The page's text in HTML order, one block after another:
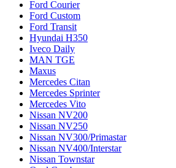
Ford Courier
Ford Custom
Ford Transit
Hyundai H350
Iveco Daily
MAN TGE
Maxus
Mercedes Citan
Mercedes Sprinter
Mercedes Vito
Nissan NV200
Nissan NV250
Nissan NV300/Primastar
Nissan NV400/Interstar
Nissan Townstar